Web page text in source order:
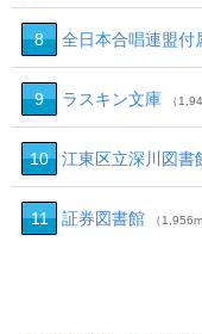
8 全日本合唱連盟付
9 ラスキン文庫 （
10 江東区立深川図書
11 証券図書館 （1,956m